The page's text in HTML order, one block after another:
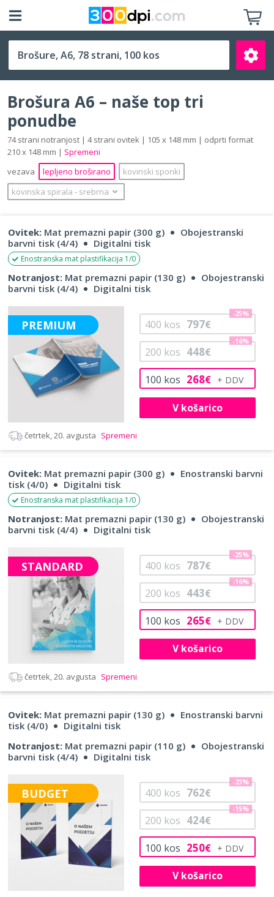
A6 (105 x 148 mm)
Išči
Brošura A6 – naše top tri
ponudbe
74 strani notranjost | 4 strani ovitek | 105 x 148 mm | odprti format
210 x 148 mm | Spremeni
vezava
lepljeno broširano
kovinski sponki
kovinska spirala ‐ srebrna
Ovitek: Mat premazni papir (300 g)
Obojestranski
barvni tisk (4/4)
Digitalni tisk
Enostranska mat plastifikacija 1/0
Notranjost: Mat premazni papir (130 g)
Obojestranski
barvni tisk (4/4)
Digitalni tisk
PREMIUM
100 kos 268€
200 kos 448€
-16%
400 kos 797€
-25%
V košarico
četrtek, 20. avgusta Spremeni
Ovitek: Mat premazni papir (300 g)
Enostranski barvni
tisk (4/0)
Digitalni tisk
Enostranska mat plastifikacija 1/0
Notranjost: Mat premazni papir (130 g)
Obojestranski
barvni tisk (4/4)
Digitalni tisk
STANDARD
100 kos 265€
200 kos 443€
-16%
400 kos 787€
-25%
V košarico
četrtek, 20. avgusta Spremeni
Ovitek: Mat premazni papir (130 g)
Enostranski barvni
tisk (4/0)
Digitalni tisk
Notranjost: Mat premazni papir (110 g)
Obojestranski
barvni tisk (4/4)
Digitalni tisk
BUDGET
100 kos 250€
200 kos 424€
-15%
400 kos 762€
-23%
V košarico